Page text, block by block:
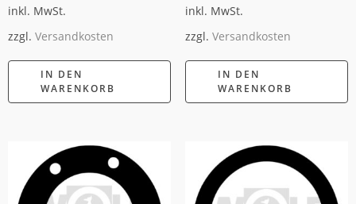
inkl. MwSt.
zzgl. Versandkosten
IN DEN
WARENKORB
inkl. MwSt.
zzgl. Versandkosten
IN DEN
WARENKORB